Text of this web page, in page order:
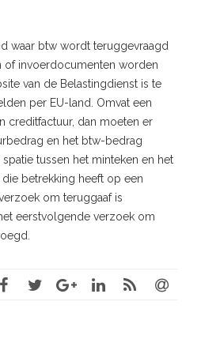
waar btw wordt teruggevraagd
of invoerdocumenten worden
van de Belastingdienst is te
per EU-land. Omvat een
creditfactuur, dan moeten er
en het btw-bedrag
tussen het minteken en het
betrekking heeft op een
om teruggaaf is
eerstvolgende verzoek om